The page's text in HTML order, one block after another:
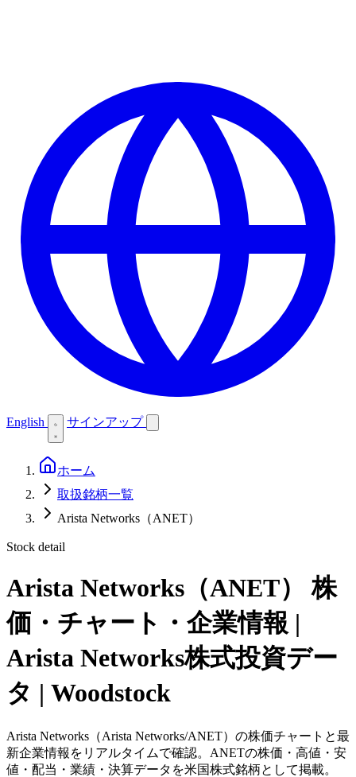
English サインアップ
ホーム
取扱銘柄一覧
Arista Networks（ANET）
Stock detail
Arista Networks（ANET）
株
価・チャート・企業情報 |
Arista Networks株式投資デー
タ | Woodstock
Arista Networks（Arista Networks/ANET）の株価チャートと最
新企業情報をリアルタイムで確認。ANETの株価・高値・安
値・配当・業績・決算データを米国株式銘柄として掲載。